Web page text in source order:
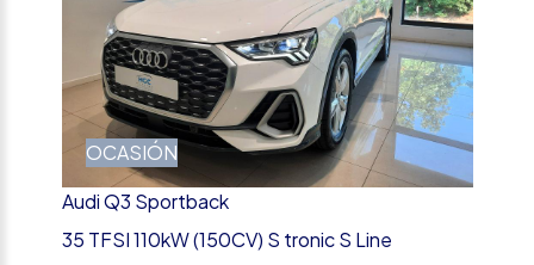
OCASIÓN
Audi Q3 Sportback
35 TFSI 110kW (150CV) S tronic S Line